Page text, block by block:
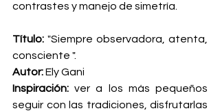
contrastes y manejo de simetría.
Título: "Siempre observadora, atenta,
consciente ".
Autor: Ely Gani
Inspiración: ver a los más pequeños
seguir con las tradiciones, disfrutarlas